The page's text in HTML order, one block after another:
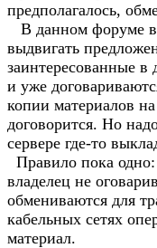
предполагалось,
В данном форуме в
выдвигать
заинтересованные в
и уже
копии материалов
договорится. Но
сервере где-то
Правило пока
владелец не
обмениваются для
кабельных сетях
материал.